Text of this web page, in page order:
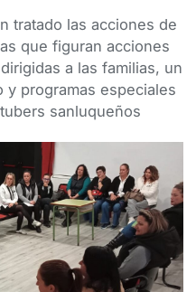
tratado las acciones de
que figuran acciones
a las familias, un
programas especiales
sanluqueños